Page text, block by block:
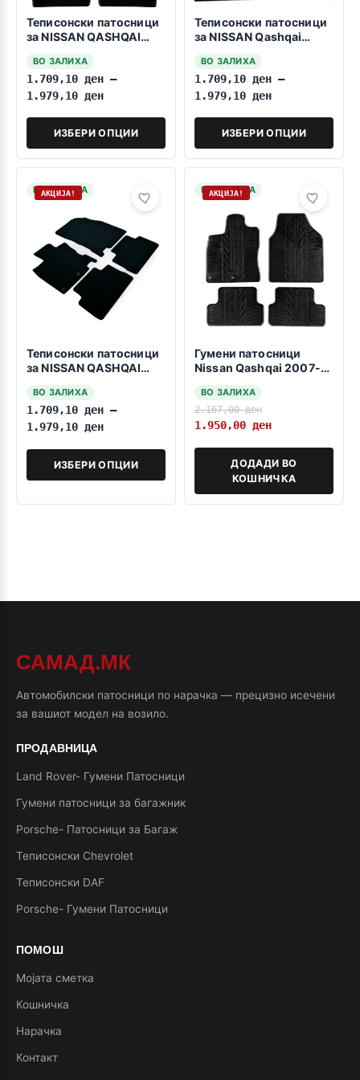
Теписонски патосници
за NISSAN QASHQAI
ВО ЗАЛИХА
1.709,10 ден –
1.979,10 ден
ИЗБЕРИ ОПЦИИ
Теписонски патосници
за NISSAN Qashqai
ВО ЗАЛИХА
1.709,10 ден –
1.979,10 ден
ИЗБЕРИ ОПЦИИ
НА ЗАЛИХА
АКЦИЈА!
Теписонски патосници
за NISSAN QASHQAI
ВО ЗАЛИХА
1.709,10 ден –
1.979,10 ден
ИЗБЕРИ ОПЦИИ
НА ЗАЛИХА
АКЦИЈА!
Гумени патосници
Nissan Qashqai 2007-
ВО ЗАЛИХА
2.167,00ден
1.950,00 ден
ДОДАДИ ВО
КОШНИЧКА
САМАД.МК
Автомобилски патосници по нарачка — прецизно исечени
за вашиот модел на возило.
ПРОДАВНИЦА
Land Rover- Гумени Патосници
Гумени патосници за багажник
Porsche- Патосници за Багаж
Теписонски Chevrolet
Теписонски DAF
Porsche- Гумени Патосници
ПОМОШ
Мојата сметка
Кошничка
Нарачка
Контакт